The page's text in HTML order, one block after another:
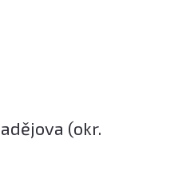
(okr.